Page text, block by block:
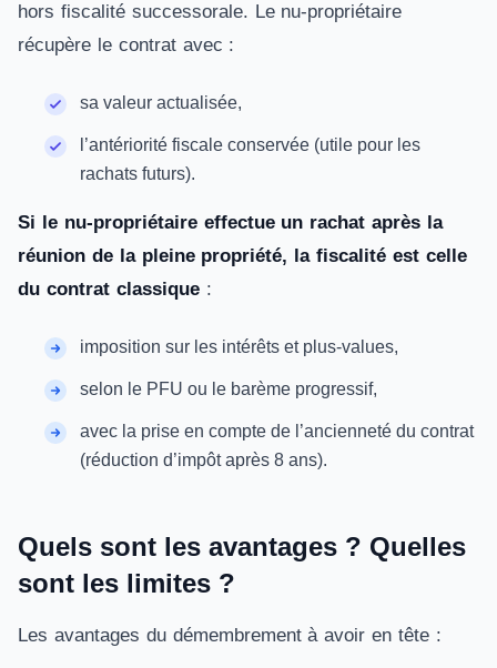
hors fiscalité successorale. Le nu-propriétaire
récupère le contrat avec :
sa valeur actualisée,
l’antériorité fiscale conservée (utile pour les
rachats futurs).
Si le nu-propriétaire effectue un rachat après la
réunion de la pleine propriété, la fiscalité est celle
du contrat classique:
imposition sur les intérêts et plus-values,
selon le PFU ou le barème progressif,
avec la prise en compte de l’ancienneté du contrat
(réduction d’impôt après 8 ans).
Quels sont les avantages ? Quelles
sont les limites ?
Les avantages du démembrement à avoir en tête :